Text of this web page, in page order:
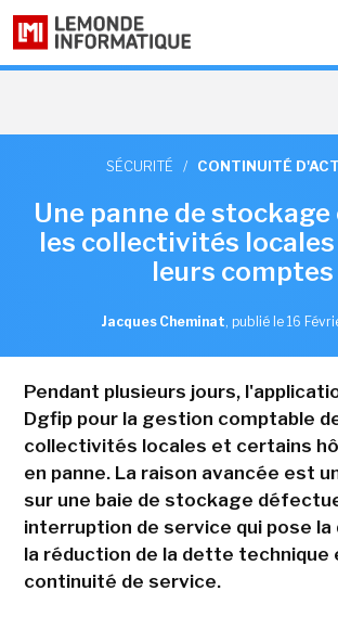
SÉCURITÉ / CONTINUITÉ
Une panne de
les collectivités
leurs comptes
Jacques Cheminat, publié le 16
Pendant plusieurs jours,
Dgfip pour la gestion comptable
collectivités locales et certains
en panne. La raison avancée est
sur une baie de stockage
interruption de service qui pose la
la réduction de la dette technique
continuité de service.